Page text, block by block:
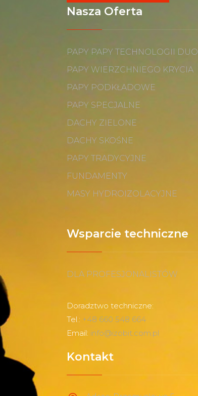
Nasza Oferta
PAPY PAPY TECHNOLOGII DUO
PAPY WIERZCHNIEGO KRYCIA
PAPY PODKŁADOWE
PAPY SPECJALNE
DACHY ZIELONE
DACHY SKOŚNE
PAPY TRADYCYJNE
FUNDAMENTY
MASY HYDROIZOLACYJNE
Wsparcie techniczne
DLA PROFESJONALISTÓW
Doradztwo techniczne:
Tel.: +48 660 548 664
Email: info@izobit.com.pl
Kontakt